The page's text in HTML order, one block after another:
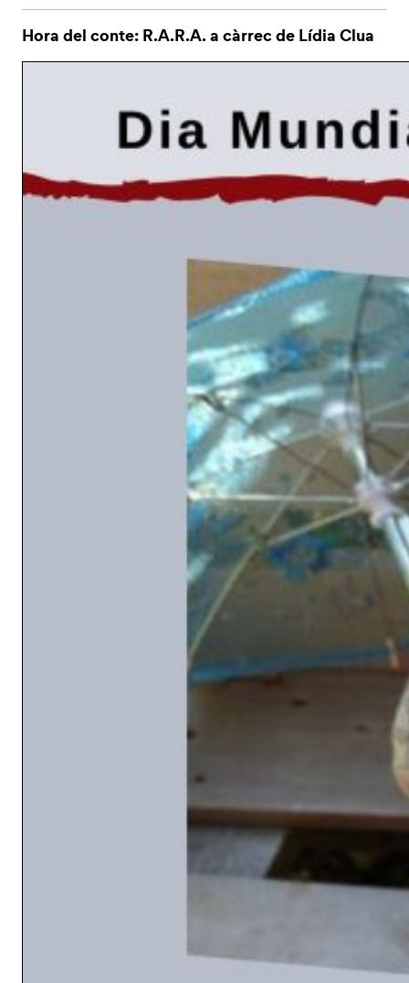
Hora del conte: R.A.R.A. a càrrec de Lídia Clua